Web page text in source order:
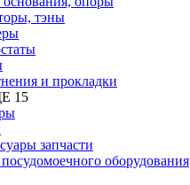
тэны
и прокладки
15
запчасти
оборудования